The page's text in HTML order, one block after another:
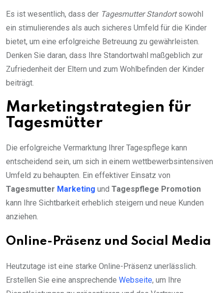
Es ist wesentlich, dass der Tagesmutter Standortsowohl
ein stimulierendes als auch sicheres Umfeld für die Kinder
bietet, um eine erfolgreiche Betreuung zu gewährleisten.
Denken Sie daran, dass Ihre Standortwahl maßgeblich zur
Zufriedenheit der Eltern und zum Wohlbefinden der Kinder
beiträgt.
Marketingstrategien für
Tagesmütter
Die erfolgreiche Vermarktung Ihrer Tagespflege kann
entscheidend sein, um sich in einem wettbewerbsintensiven
Umfeld zu behaupten. Ein effektiver Einsatz von
Tagesmutter Marketing und Tagespflege Promotion
kann Ihre Sichtbarkeit erheblich steigern und neue Kunden
anziehen.
Online-Präsenz und Social Media
Heutzutage ist eine starke Online-Präsenz unerlässlich.
Erstellen Sie eine ansprechende Webseite, um Ihre